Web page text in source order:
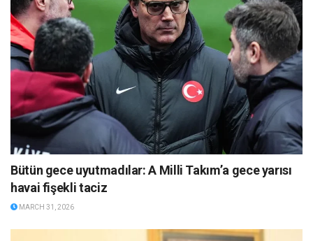
Bütün gece uyutmadılar: A Milli Takım’a gece yarısı
havai fişekli taciz
MARCH 31, 2026